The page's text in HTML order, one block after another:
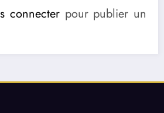
connecter pour publier un